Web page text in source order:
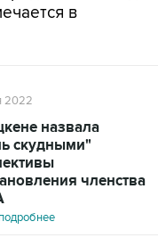
в
2022
назвала
скудными"
членства